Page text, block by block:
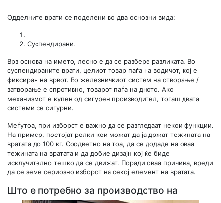
Одделните врати се поделени во два основни вида:
Суспендирани.
Врз основа на името, лесно е да се разбере разликата. Во
суспендираните врати, целиот товар паѓа на водичот, кој е
фиксиран на врвот. Во железничкиот систем на отворање /
затворање е спротивно, товарот паѓа на дното. Ако
механизмот е купен од сигурен производител, тогаш двата
системи се сигурни.
Меѓутоа, при изборот е важно да се разгледаат некои функции.
На пример, постојат ролки кои можат да ја држат тежината на
вратата до 100 кг. Соодветно на тоа, да се додаде на оваа
тежината на вратата и да добие дизајн кој ќе биде
исклучително тешко да се движат. Поради оваа причина, вреди
да се земе сериозно изборот на секој елемент на вратата.
Што е потребно за производство на